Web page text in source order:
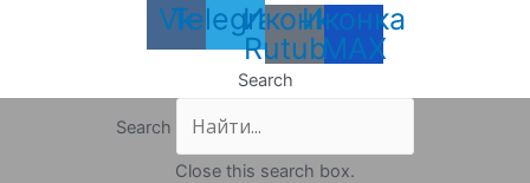
Vk
Telegram
Иконка
Rutube
Иконка
MAX
Search
Search
Close this search box.